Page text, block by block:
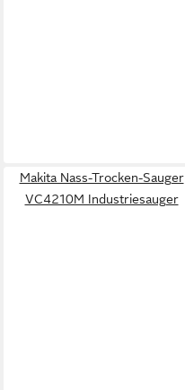
Makita Nass-Trocken-Sauger
VC4210M Industriesauger